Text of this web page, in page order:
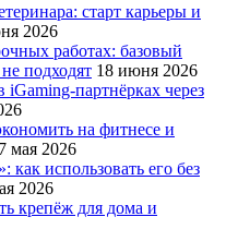
старт карьеры и
2026
работах: базовый
подходят 18 июня 2026
партнёрках через
на фитнесе и
мая 2026
использовать его без
2026
крепёж для дома и